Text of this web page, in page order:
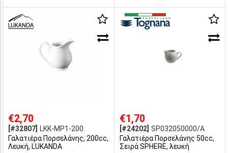
€2,70
[#32807]
LKK-MP1-200
Γαλατιέρα Πορσελάνης, 200cc,
Λευκή, LUKANDA
€1,70
[#24202] SP032050000/A
Γαλατιέρα Πορσελάνης 50cc,
Σειρά SPHERE, λευκή